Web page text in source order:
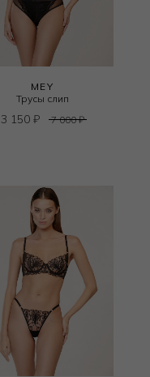
MEY
Трусы слип
3 150 ₽ 7 000₽